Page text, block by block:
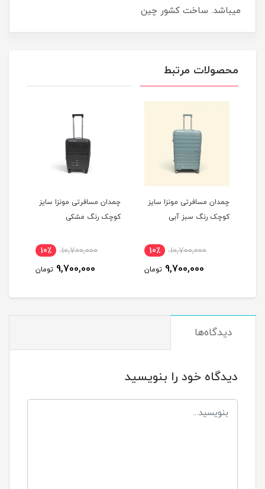
میباشد. ساخت کشور چین
محصولات مرتبط
چمدان مسافرتی مونزا سایز
کوچک رنگ سبز آبی
10,700,000 10٪
9,700,000 تومان
چمدان مسافرتی مونزا سایز
کوچک رنگ مشکی
10,700,000 10٪
9,700,000 تومان
دیدگاه‌ها
دیدگاه خود را بنویسید